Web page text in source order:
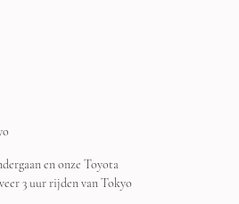
en onze Toyota
3 uur rijden van Tokyo